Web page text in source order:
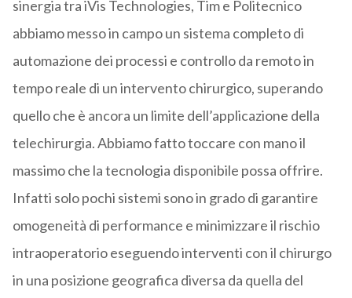
sinergia tra iVis Technologies, Tim e Politecnico
abbiamo messo in campo un sistema completo di
automazione dei processi e controllo da remoto in
tempo reale di un intervento chirurgico, superando
quello che è ancora un limite dell’applicazione della
telechirurgia. Abbiamo fatto toccare con mano il
massimo che la tecnologia disponibile possa offrire.
Infatti solo pochi sistemi sono in grado di garantire
omogeneità di performance e minimizzare il rischio
intraoperatorio eseguendo interventi con il chirurgo
in una posizione geografica diversa da quella del